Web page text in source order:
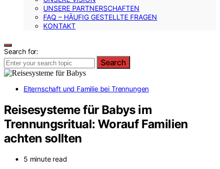
UNSERE PARTNERSCHAFTEN
FAQ – HÄUFIG GESTELLTE FRAGEN
KONTAKT
Search for:
Search
Elternschaft und Familie bei Trennungen
Reisesysteme für Babys im
Trennungsritual: Worauf Familien
achten sollten
5 minute read